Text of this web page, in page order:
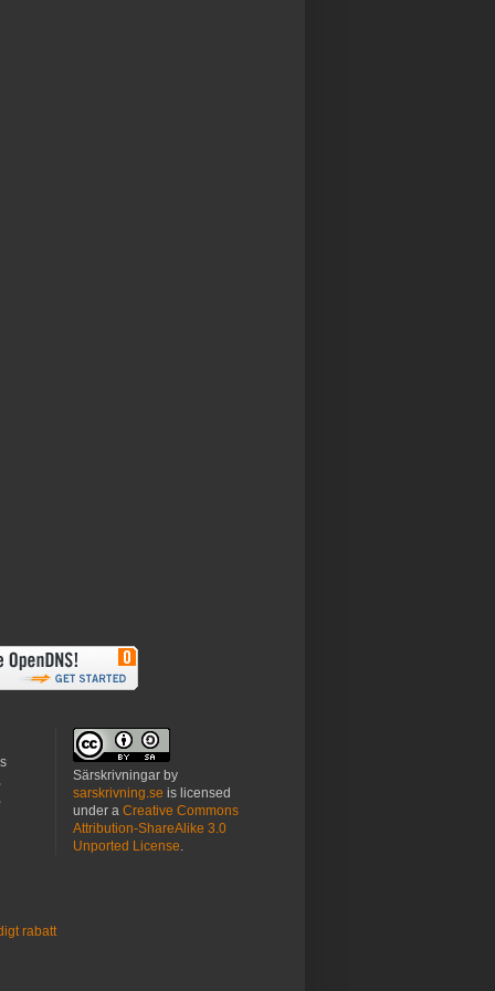
Särskrivningar by
sarskrivning.se is licensed
under a Creative Commons
Attribution-ShareAlike 3.0
Unported License.
rabatt